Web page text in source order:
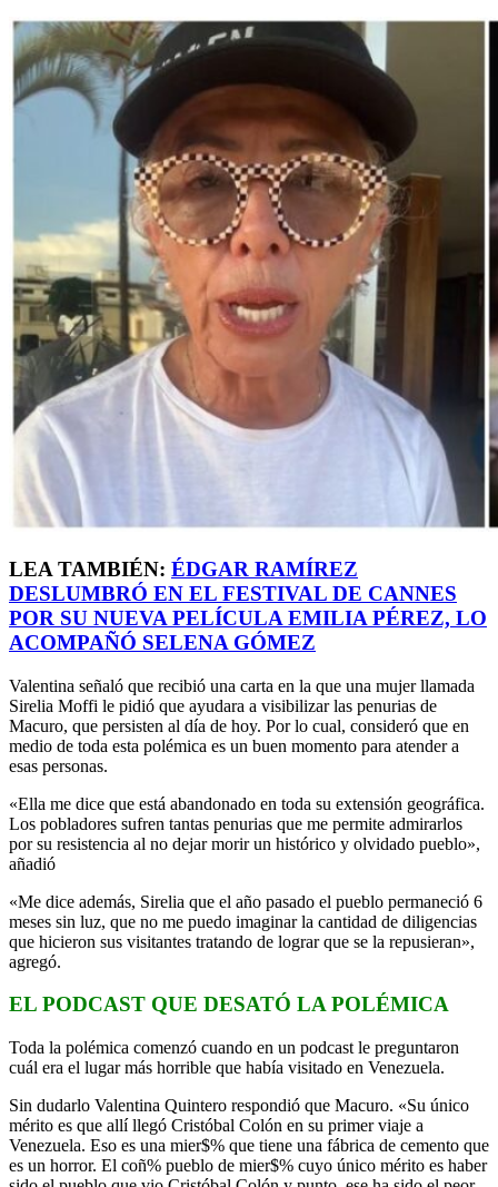
LEA TAMBIÉN: ÉDGAR RAMÍREZ
DESLUMBRÓ EN EL FESTIVAL DE CANNES
POR SU NUEVA PELÍCULA EMILIA PÉREZ, LO
ACOMPAÑÓ SELENA GÓMEZ
Valentina señaló que recibió una carta en la que una mujer llamada
Sirelia Moffi le pidió que ayudara a visibilizar las penurias de
Macuro, que persisten al día de hoy. Por lo cual, consideró que en
medio de toda esta polémica es un buen momento para atender a
esas personas.
«Ella me dice que está abandonado en toda su extensión geográfica.
Los pobladores sufren tantas penurias que me permite admirarlos
por su resistencia al no dejar morir un histórico y olvidado pueblo»,
añadió
«Me dice además, Sirelia que el año pasado el pueblo permaneció 6
meses sin luz, que no me puedo imaginar la cantidad de diligencias
que hicieron sus visitantes tratando de lograr que se la repusieran»,
agregó.
EL PODCAST QUE DESATÓ LA POLÉMICA
Toda la polémica comenzó cuando en un podcast le preguntaron
cuál era el lugar más horrible que había visitado en Venezuela.
Sin dudarlo Valentina Quintero respondió que Macuro. «Su único
mérito es que allí llegó Cristóbal Colón en su primer viaje a
Venezuela. Eso es una mier$% que tiene una fábrica de cemento que
es un horror. El coñ% pueblo de mier$% cuyo único mérito es haber